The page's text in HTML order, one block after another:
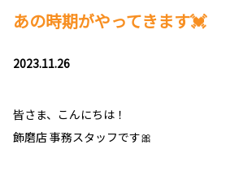
あの時期がやってきます💓
2023.11.26
皆さま、こんにちは！
飾磨店 事務スタッフです🎀